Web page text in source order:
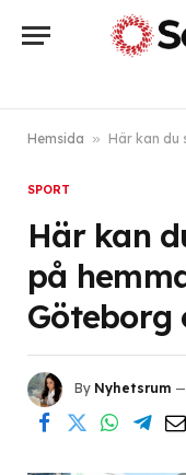
Hemsida » Här kan du se
SPORT
Här kan
på
Göteborg
By Nyhetsrum